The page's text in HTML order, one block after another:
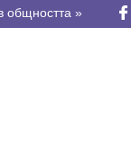
общността »